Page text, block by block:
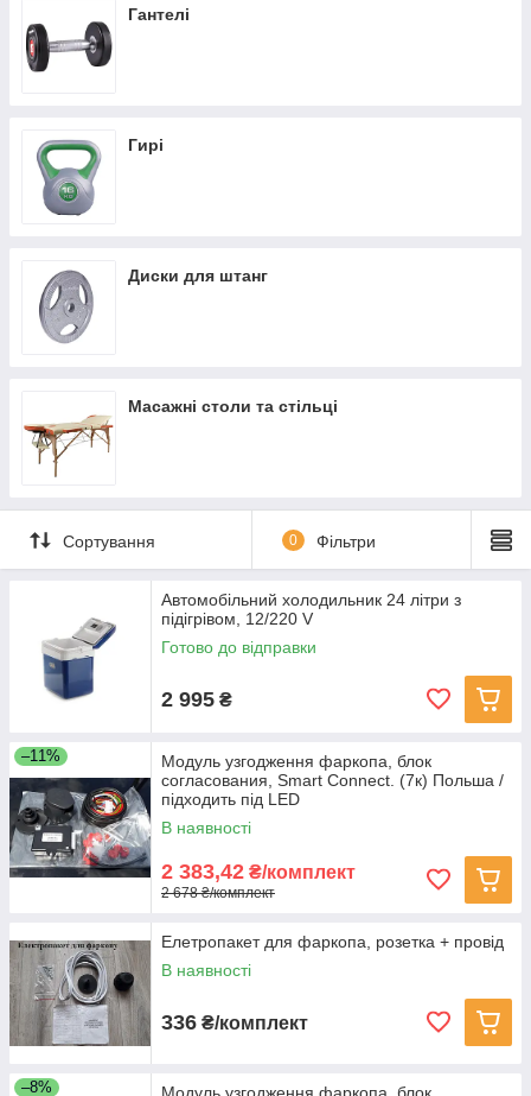
Гантелі
Гирі
Диски для штанг
Масажні столи та стільці
Сортування 0 Фільтри
Автомобільний холодильник 24 літри з
підігрівом, 12/220 V
Готово до відправки
2 995 ₴
–11%
Модуль узгодження фаркопа, блок
согласования, Smart Connect. (7к) Польша /
підходить під LED
В наявності
2 383,42 ₴/комплект
2 678 ₴/комплект
Елетропакет для фаркопа, розетка + провід
В наявності
336 ₴/комплект
–8%